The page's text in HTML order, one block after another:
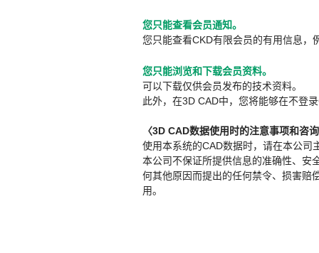
您只能查看会员通知。
您只能查看CKD有限会员的有用信息，
您只能浏览和下载会员资料。
可以下载仅供会员发布的技术资料。
此外，在3D CAD中，您将能够在不登
〈3D CAD数据使用时的注意事项和咨
使用本系统的CAD数据时，请在本公司
本公司不保证所提供信息的准确性、安
何其他原因而提出的任何禁令、损害赔
用。